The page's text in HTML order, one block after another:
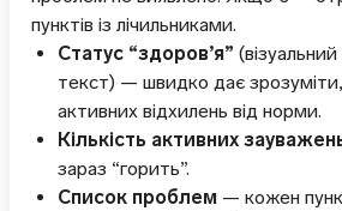
пунктів із лічильниками.
Статус “здоров’я”
текст) — швидко дає зрозуміти,
активних відхилень від норми.
Кількість активних
зараз “горить”.
Список проблем — кожен